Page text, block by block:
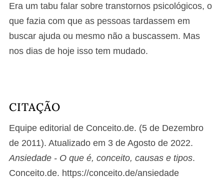
Era um tabu falar sobre transtornos psicológicos, o
que fazia com que as pessoas tardassem em
buscar ajuda ou mesmo não a buscassem. Mas
nos dias de hoje isso tem mudado.
CITAÇÃO
Equipe editorial de Conceito.de. (5 de Dezembro
de 2011). Atualizado em 3 de Agosto de 2022.
Ansiedade - O que é, conceito, causas e tipos.
Conceito.de. https://conceito.de/ansiedade